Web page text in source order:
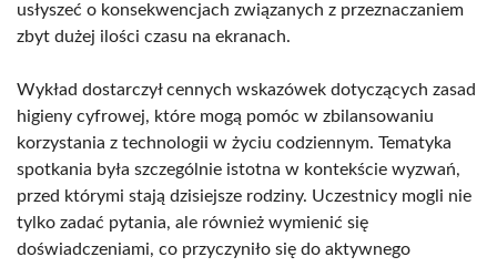
usłyszeć o konsekwencjach związanych z przeznaczaniem
zbyt dużej ilości czasu na ekranach.
Wykład dostarczył cennych wskazówek dotyczących zasad
higieny cyfrowej, które mogą pomóc w zbilansowaniu
korzystania z technologii w życiu codziennym. Tematyka
spotkania była szczególnie istotna w kontekście wyzwań,
przed którymi stają dzisiejsze rodziny. Uczestnicy mogli nie
tylko zadać pytania, ale również wymienić się
doświadczeniami, co przyczyniło się do aktywnego